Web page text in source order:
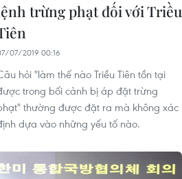
trừng phạt đối với Triều
07/2019 00:16
hỏi "làm thế nào Triều Tiên tồn tại
trong bối cảnh bị áp đặt trừng
thường được đặt ra mà không xác
dựa vào những yếu tố nào.